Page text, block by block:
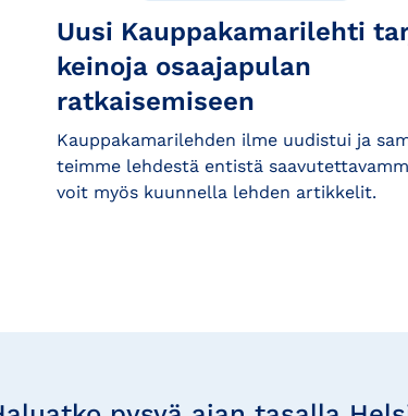
Uusi Kauppakamarilehti
keinoja osaajapulan
ratkaisemiseen
Kauppakamarilehden ilme uudistui ja
teimme lehdestä entistä
voit myös kuunnella lehden artikkelit.